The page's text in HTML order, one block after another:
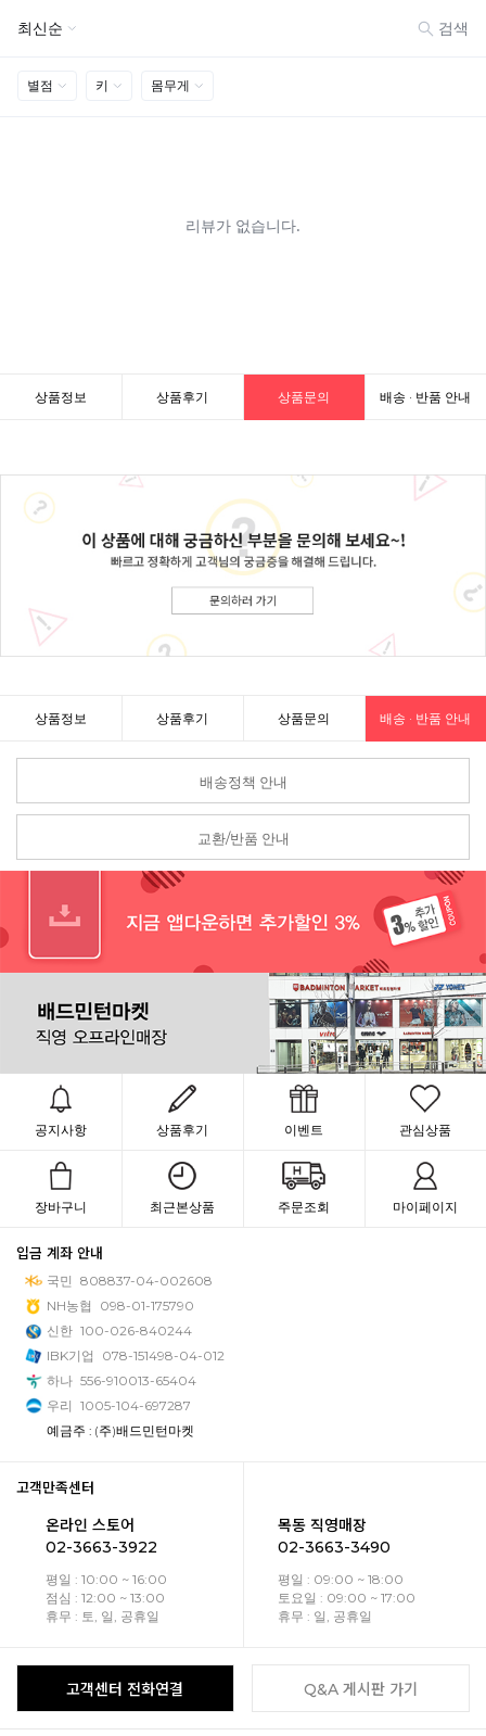
상품정보 상품후기 상품문의 배송 · 반품 안내
상품정보 상품후기 상품문의 배송 · 반품 안내
배송정책 안내
교환/반품 안내
공지사항 상품후기 이벤트 관심상품
장바구니 최근본상품 주문조회 마이페이지
입금 계좌 안내
국민 808837-04-002608
NH농협
098-01-175790
신한 100-026-840244
IBK기업
078-151498-04-012
하나 556-910013-65404
우리 1005-104-697287
예금주 : (주)배드민턴마켓
고객만족센터
온라인 스토어
02-3663-3922
평일 : 10:00 ~ 16:00
점심 : 12:00 ~ 13:00
휴무 : 토, 일, 공휴일
목동 직영매장
02-3663-3490
평일 : 09:00 ~ 18:00
토요일 : 09:00 ~ 17:00
휴무 : 일, 공휴일
고객센터 전화연결 Q&A 게시판 가기